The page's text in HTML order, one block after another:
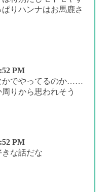
りハンナはお馬鹿さ
PM
かでやってるのか……
りから思われそう
PM
な話だな